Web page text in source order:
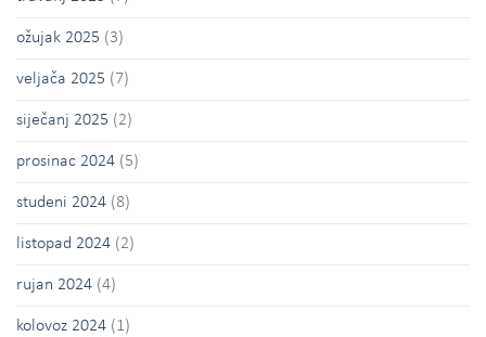
ožujak 2025 (3)
veljača 2025 (7)
siječanj 2025 (2)
prosinac 2024 (5)
studeni 2024 (8)
listopad 2024 (2)
rujan 2024 (4)
kolovoz 2024 (1)